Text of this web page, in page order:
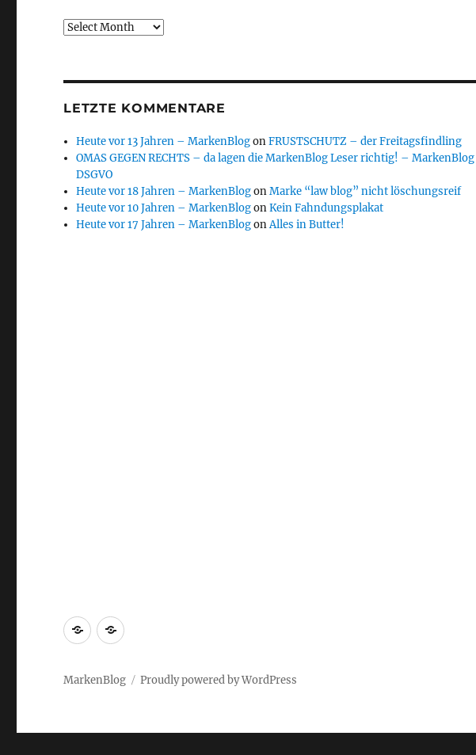
Archive
LETZTE KOMMENTARE
Heute vor 13 Jahren – MarkenBlogonFRUSTSCHUTZ – der Freitagsfindling
OMAS GEGEN RECHTS – da lagen die MarkenBlog Leser richtig! – MarkenBlog
DSGVO
Heute vor 18 Jahren – MarkenBlogonMarke “law blog” nicht löschungsreif
Heute vor 10 Jahren – MarkenBlogonKein Fahndungsplakat
Heute vor 17 Jahren – MarkenBlogonAlles in Butter!
Markenrecherche
Gastbeiträge
MarkenBlog Proudly powered by WordPress